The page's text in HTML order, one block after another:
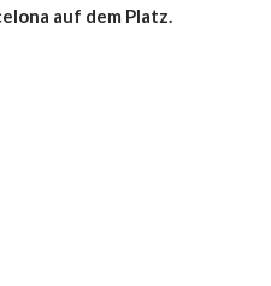
auf dem Platz.